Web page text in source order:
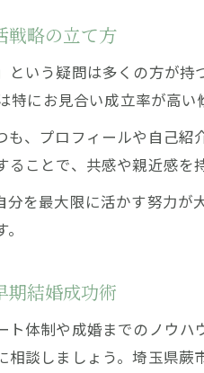
モテ
年齢
結婚
成婚
年齢
相談
自分
戦略の立て方
という疑問は多くの方が
特にお見合い成立率が高
も、プロフィールや自己
ことで、共感や親近感を
分を最大限に活かす努力
期結婚成功術
体制や成婚までのノウハ
談しましょう。埼玉県蕨